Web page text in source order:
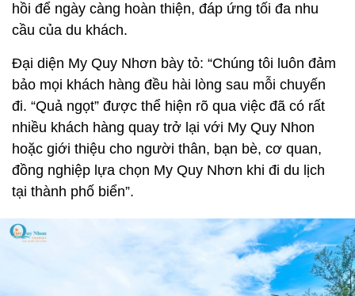
hồi để ngày càng hoàn thiện, đáp ứng tối đa nhu
cầu của du khách.
Đại diện My Quy Nhơn bày tỏ: “Chúng tôi luôn đảm
bảo mọi khách hàng đều hài lòng sau mỗi chuyến
đi. “Quả ngọt” được thể hiện rõ qua việc đã có rất
nhiều khách hàng quay trở lại với My Quy Nhon
hoặc giới thiệu cho người thân, bạn bè, cơ quan,
đồng nghiệp lựa chọn My Quy Nhơn khi đi du lịch
tại thành phố biển”.